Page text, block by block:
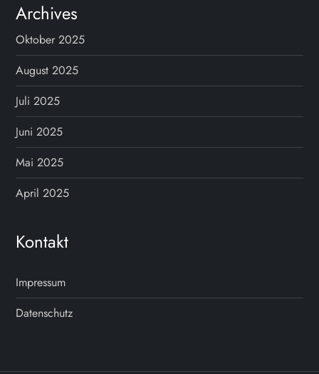
a
g
s
n
a
v
g
a
t
Archives
Oktober 2025
August 2025
Juli 2025
Juni 2025
Mai 2025
April 2025
Kontakt
Impressum
Datenschutz